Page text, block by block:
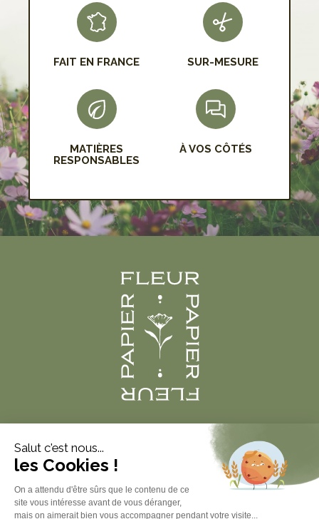
FAIT EN FRANCE SUR-MESURE
MATIÈRES
RESPONSABLES
À VOS CÔTÉS
Produits